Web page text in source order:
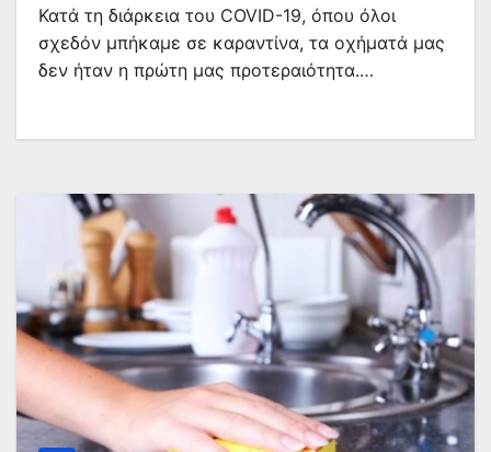
Κατά τη διάρκεια του COVID-19, όπου όλοι
σχεδόν μπήκαμε σε καραντίνα, τα οχήματά μας
δεν ήταν η πρώτη μας προτεραιότητα.…